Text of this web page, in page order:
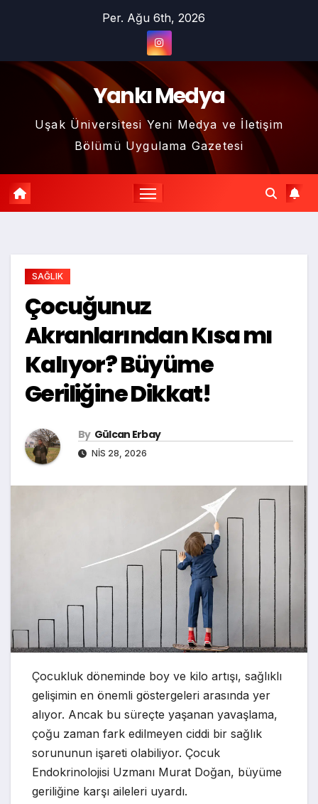
Per. Ağu 6th, 2026
Yankı Medya
Uşak Üniversitesi Yeni Medya ve İletişim
Bölümü Uygulama Gazetesi
SAĞLIK
Çocuğunuz
Akranlarından Kısa mı
Kalıyor? Büyüme
Geriliğine Dikkat!
By Gülcan Erbay
NIS 28, 2026
Çocukluk döneminde boy ve kilo artışı, sağlıklı
gelişimin en önemli göstergeleri arasında yer
alıyor. Ancak bu süreçte yaşanan yavaşlama,
çoğu zaman fark edilmeyen ciddi bir sağlık
sorununun işareti olabiliyor. Çocuk
Endokrinolojisi Uzmanı Murat Doğan, büyüme
geriliğine karşı aileleri uyardı.